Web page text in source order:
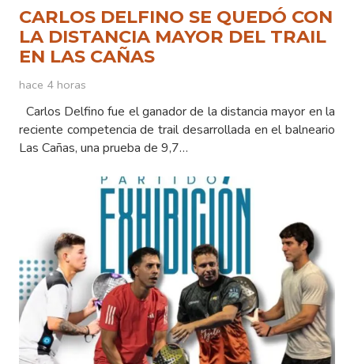
CARLOS DELFINO SE QUEDÓ CON
LA DISTANCIA MAYOR DEL TRAIL
EN LAS CAÑAS
hace 4 horas
Carlos Delfino fue el ganador de la distancia mayor en la
reciente competencia de trail desarrollada en el balneario
Las Cañas, una prueba de 9,7…